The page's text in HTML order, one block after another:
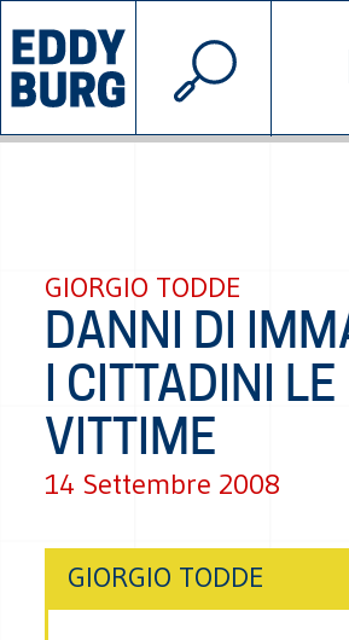
INIZIATIVE
© 2026
GIORGIO TODDE
DANNI DI
I CITTADINI LE
VITTIME
14 Settembre 2008
GIORGIO TODDE